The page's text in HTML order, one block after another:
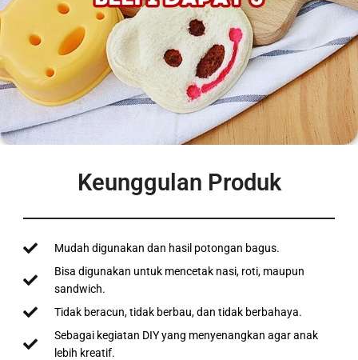
Keunggulan Produk
Mudah digunakan dan hasil potongan bagus.
Bisa digunakan untuk mencetak nasi, roti, maupun
sandwich.
Tidak beracun, tidak berbau, dan tidak berbahaya.
Sebagai kegiatan DIY yang menyenangkan agar anak
lebih kreatif.